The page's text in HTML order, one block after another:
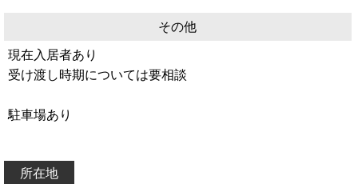
その他
現在入居者あり
受け渡し時期については要相談
駐車場あり
所在地